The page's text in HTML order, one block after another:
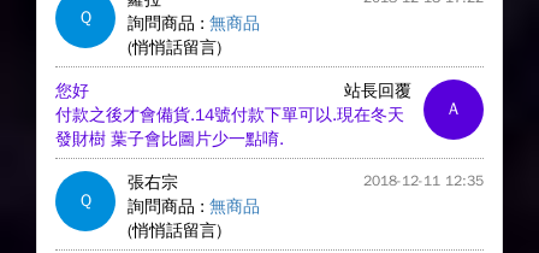
Q 詢問商品 : 無商品
(悄悄話留言)
A
站長回覆
您好
付款之後才會備貨.14號付款下單可以.現在冬天
發財樹 葉子會比圖片少一點唷.
Q
張右宗 2018-12-11 12:35
詢問商品 : 無商品
(悄悄話留言)